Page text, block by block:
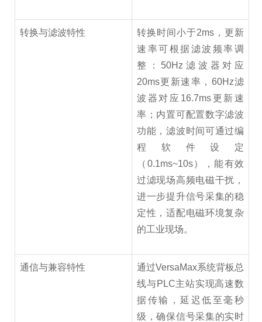
转换与滤波特性
转换时间小于2ms，更新
速率可根据滤波频率调
整：50Hz滤波器对应
20ms更新速率，60Hz滤
波器对应16.7ms更新速
率；内置可配置数字滤波
功能，滤波时间可通过编
程软件设定
（0.1ms~10s），能有效
过滤现场高频电磁干扰，
进一步提升信号采集的稳
定性，适配电磁环境复杂
的工业现场。
通信与兼容特性
通过VersaMax系统背板总
线与PLC主站实现高速数
据传输，延迟低至毫秒
级，确保信号采集的实时